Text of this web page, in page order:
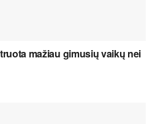
mažiau gimusių vaikų nei